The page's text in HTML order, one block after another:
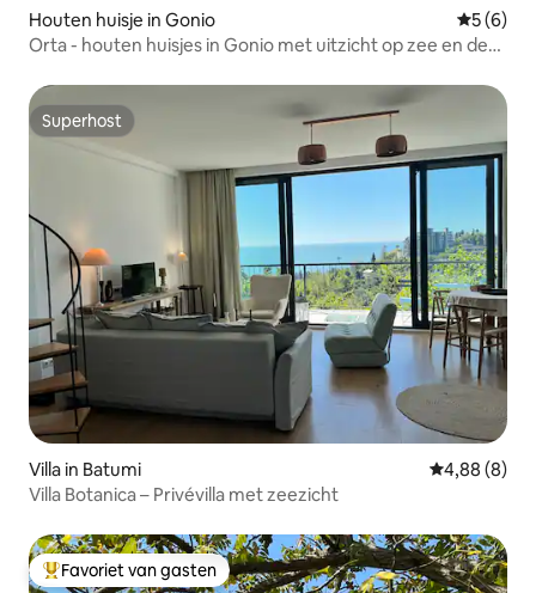
Houten huisje in Gonio
5 (6)
Orta - houten huisjes in Gonio met uitzicht op zee en de
Superhost
Superhost
Villa in Batumi Gemiddelde
4,88 (8)
Villa Botanica – Privévilla met zeezicht
Topfavoriet van gasten
Favoriet van gasten